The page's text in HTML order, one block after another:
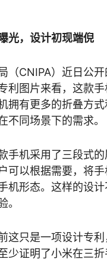
光，设计初现端倪
（CNIPA）近日公
利图片来看，这款
拥有更多的折叠方
不同场景下的需求。
手机采用了三段式
可以根据需要，将
机形态。这样的设
。
这只是一项设计专
少证明了小米在三折